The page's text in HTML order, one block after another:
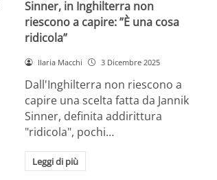
Sinner, in Inghilterra non
riescono a capire: ”È una cosa
ridicola”
Ilaria Macchi 3 Dicembre 2025
Dall'Inghilterra non riescono a
capire una scelta fatta da Jannik
Sinner, definita addirittura
"ridicola", pochi…
Leggi di più